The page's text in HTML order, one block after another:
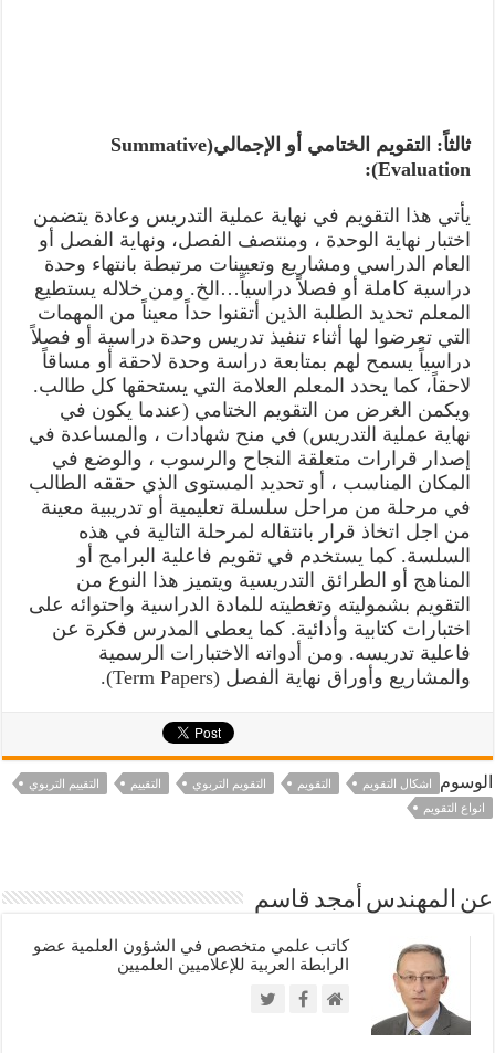
ثالثاً: التقويم الختامي أو الإجمالي(Summative
Evaluation):
يأتي هذا التقويم في نهاية عملية التدريس وعادة يتضمن
اختبار نهاية الوحدة ، ومنتصف الفصل، ونهاية الفصل أو
العام الدراسي ومشاريع وتعيينات مرتبطة بانتهاء وحدة
دراسية كاملة أو فصلاً دراسياً…الخ. ومن خلاله يستطيع
المعلم تحديد الطلبة الذين أتقنوا حداً معيناً من المهمات
التي تعرضوا لها أثناء تنفيذ تدريس وحدة دراسية أو فصلاً
دراسياً يسمح لهم بمتابعة دراسة وحدة لاحقة أو مساقاً
لاحقاً، كما يحدد المعلم العلامة التي يستحقها كل طالب.
ويكمن الغرض من التقويم الختامي (عندما يكون في
نهاية عملية التدريس) في منح شهادات ، والمساعدة في
إصدار قرارات متعلقة النجاح والرسوب ، والوضع في
المكان المناسب ، أو تحديد المستوى الذي حققه الطالب
في مرحلة من مراحل سلسلة تعليمية أو تدريبية معينة
من اجل اتخاذ قرار بانتقاله لمرحلة التالية في هذه
السلسة. كما يستخدم في تقويم فاعلية البرامج أو
المناهج أو الطرائق التدريسية ويتميز هذا النوع من
التقويم بشموليته وتغطيته للمادة الدراسية واحتوائه على
اختبارات كتابية وأدائية. كما يعطى المدرس فكرة عن
فاعلية تدريسه. ومن أدواته الاختبارات الرسمية
والمشاريع وأوراق نهاية الفصل (Term Papers).
الوسوم اشكال التقويم التقويم التقويم التربوي التقييم
التقييم التربوي
انواع التقويم
عن المهندس أمجد قاسم
كاتب علمي متخصص في الشؤون العلمية عضو
الرابطة العربية للإعلاميين العلميين